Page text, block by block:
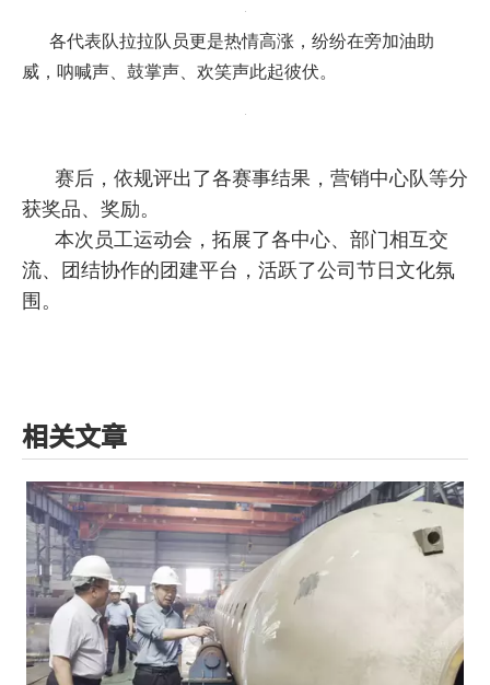
各代表队拉拉队员更是热情高涨，纷纷在旁加油助
威，呐喊声、鼓掌声、欢笑声此起彼伏。
赛后，依规评出了各赛事结果，营销中心队等分
获奖品、奖励。
本次员工运动会，拓展了各中心、部门相互交
流、团结协作的团建平台，活跃了公司节日文化氛
围。
相关文章